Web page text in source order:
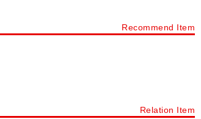
Recommend Item
Relation Item